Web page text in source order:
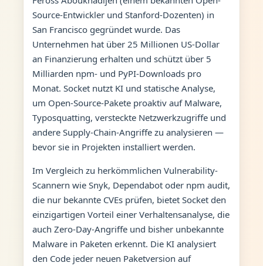
Source-Entwickler und Stanford-Dozenten) in
San Francisco gegründet wurde. Das
Unternehmen hat über 25 Millionen US-Dollar
an Finanzierung erhalten und schützt über 5
Milliarden npm- und PyPI-Downloads pro
Monat. Socket nutzt KI und statische Analyse,
um Open-Source-Pakete proaktiv auf Malware,
Typosquatting, versteckte Netzwerkzugriffe und
andere Supply-Chain-Angriffe zu analysieren —
bevor sie in Projekten installiert werden.
Im Vergleich zu herkömmlichen Vulnerability-
Scannern wie Snyk, Dependabot oder npm audit,
die nur bekannte CVEs prüfen, bietet Socket den
einzigartigen Vorteil einer Verhaltensanalyse, die
auch Zero-Day-Angriffe und bisher unbekannte
Malware in Paketen erkennt. Die KI analysiert
den Code jeder neuen Paketversion auf